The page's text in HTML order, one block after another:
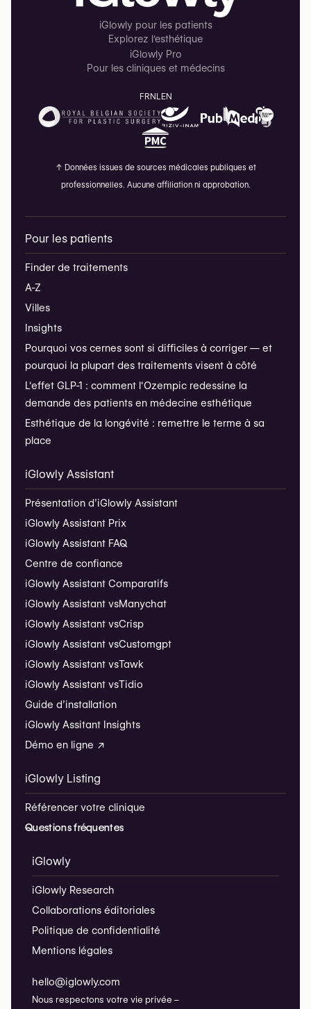
iGlowly pour les patients
Explorez l'esthétique
iGlowly Pro
Pour les cliniques et médecins
FRNLEN
↑ Données issues de sources médicales publiques et
professionnelles. Aucune affiliation ni approbation.
Pour les patients
Finder de traitements
A-Z
Villes
Insights
Pourquoi vos cernes sont si difficiles à corriger — et
pourquoi la plupart des traitements visent à côté
L'effet GLP-1 : comment l'Ozempic redessine la
demande des patients en médecine esthétique
Esthétique de la longévité : remettre le terme à sa
place
iGlowly Assistant
Présentation d’iGlowly Assistant
iGlowly Assistant Prix
iGlowly Assistant FAQ
Centre de confiance
iGlowly Assistant Comparatifs
iGlowly Assistant vsManychat
iGlowly Assistant vsCrisp
iGlowly Assistant vsCustomgpt
iGlowly Assistant vsTawk
iGlowly Assistant vsTidio
Guide d’installation
iGlowly Assitant Insights
Démo en ligne ↗
iGlowly Listing
Référencer votre clinique
Questions fréquentes
iGlowly
iGlowly Research
Collaborations éditoriales
Politique de confidentialité
Mentions légales
hello@iglowly.com
Nous respectons votre vie privée –